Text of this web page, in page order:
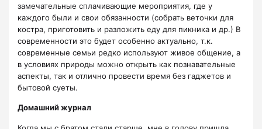
замечательные сплачивающие мероприятия, где у
каждого были и свои обязанности (собрать веточки для
костра, приготовить и разложить еду для пикника и др.) В
современности это будет особенно актуально, т.к.
современные семьи редко используют живое общение, а
в условиях природы можно открыть как познавательные
аспекты, так и отлично провести время без гаджетов и
бытовой суеты.
Домашний журнал